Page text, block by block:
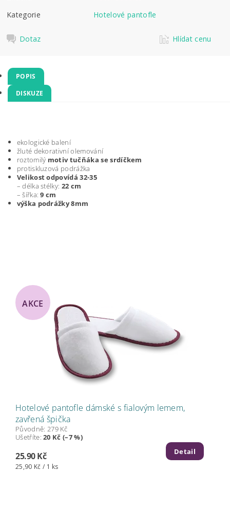
Kategorie
Hotelové pantofle
Dotaz Hlídat cenu
POPIS
DISKUZE
ekologické balení
žluté dekorativní olemování
roztomilý motiv tučňáka se srdíčkem
protiskluzová podrážka
Velikost odpovídá 32-35
– délka stélky: 22 cm
– šířka:9 cm
výška podrážky 8mm
AKCE
Hotelové pantofle dámské s fialovým lemem,
zavřená špička
Původně: 279 Kč
Ušetříte:20 Kč (–7 %)
25.90 Kč
25,90 Kč / 1 ks
Detail